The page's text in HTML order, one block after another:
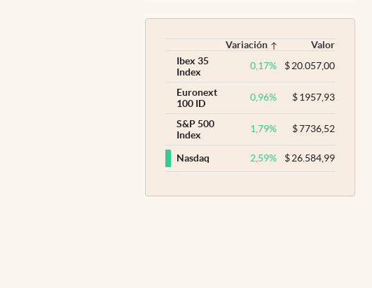
Variación
Valor
Ibex 35
Index
0,17% $20.057,00
Euronext
100 ID
0,96% $1957,93
S&P 500
Index
1,79% $7736,52
Nasdaq 2,59% $26.584,99